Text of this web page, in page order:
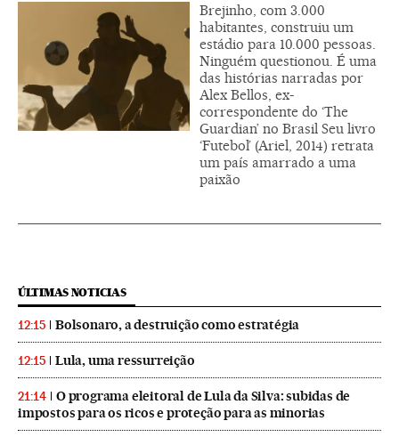
Brejinho, com 3.000
habitantes, construiu um
estádio para 10.000 pessoas.
Ninguém questionou. É uma
das histórias narradas por
Alex Bellos, ex-
correspondente do ‘The
Guardian’ no Brasil Seu livro
‘Futebol’ (Ariel, 2014) retrata
um país amarrado a uma
paixão
ÚLTIMAS NOTICIAS
12:15 Bolsonaro, a destruição como estratégia
12:15 Lula, uma ressurreição
21:14
O programa eleitoral de Lula da Silva: subidas de
impostos para os ricos e proteção para as minorias